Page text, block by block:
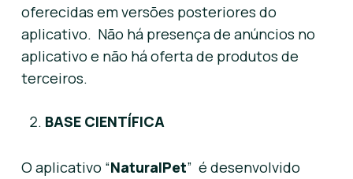
oferecidas em versões posteriores do
aplicativo. Não há presença de anúncios no
aplicativo e não há oferta de produtos de
terceiros.
BASE CIENTÍFICA
O aplicativo “NaturalPet” é desenvolvido